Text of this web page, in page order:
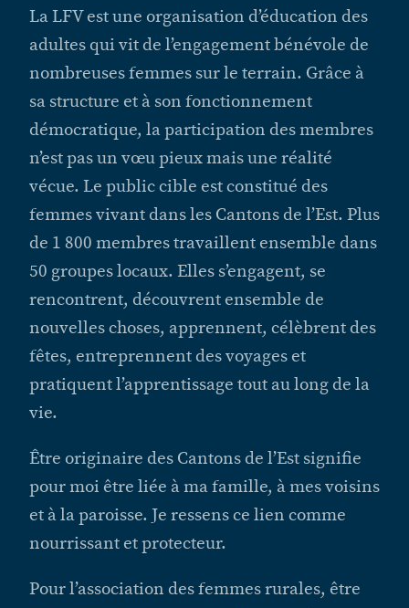
La LFV est une organisation d’éducation des
adultes qui vit de l’engagement bénévole de
nombreuses femmes sur le terrain. Grâce à
sa structure et à son fonctionnement
démocratique, la participation des membres
n’est pas un vœu pieux mais une réalité
vécue. Le public cible est constitué des
femmes vivant dans les Cantons de l’Est. Plus
de 1 800 membres travaillent ensemble dans
50 groupes locaux. Elles s’engagent, se
rencontrent, découvrent ensemble de
nouvelles choses, apprennent, célèbrent des
fêtes, entreprennent des voyages et
pratiquent l’apprentissage tout au long de la
vie.
Être originaire des Cantons de l’Est signifie
pour moi être liée à ma famille, à mes voisins
et à la paroisse. Je ressens ce lien comme
nourrissant et protecteur.
Pour l’association des femmes rurales, être